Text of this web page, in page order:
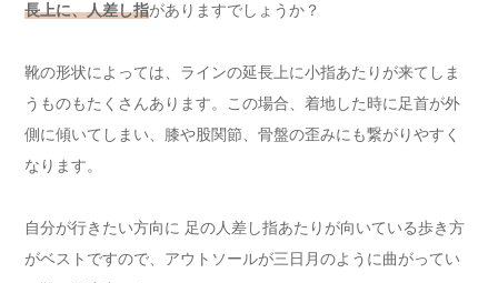
長上に、人差し指がありますでしょうか？
靴の形状によっては、ラインの延長上に小指あたりが来てしま
うものもたくさんあります。この場合、着地した時に足首が外
側に傾いてしまい、膝や股関節、骨盤の歪みにも繋がりやすく
なります。
自分が行きたい方向に 足の人差し指あたりが向いている歩き方
がベストですので、アウトソールが三日月のように曲がってい